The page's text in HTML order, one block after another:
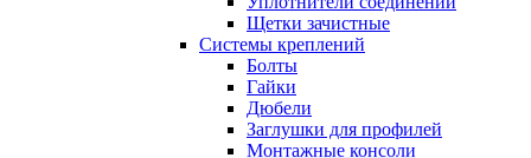
Щетки зачистные
Системы креплений
Болты
Гайки
Дюбели
Заглушки для профилей
Монтажные консоли